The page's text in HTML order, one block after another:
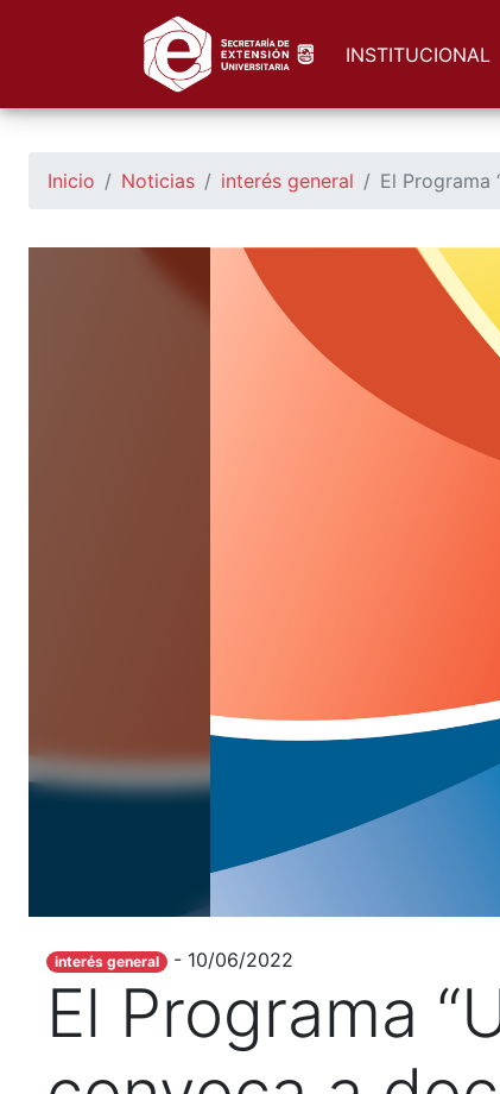
https://seu.unsl.edu.ar/
INSTITUCIONAL
Inicio Noticias interés general El Programa
interés general - 10/06/2022
El Programa